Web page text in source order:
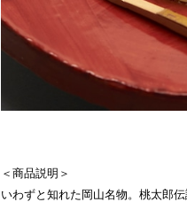
＜商品説明＞
いわずと知れた岡山名物。桃太郎